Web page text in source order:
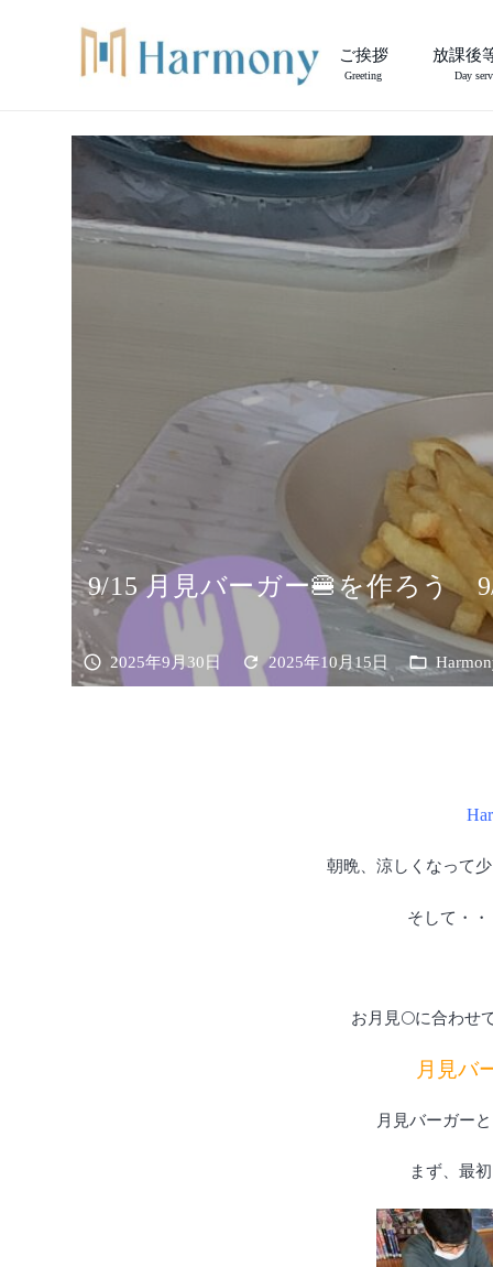
ご挨拶
Greeting
放課後
Day
9/15 月見バーガー🍔を作ろう
schedule 2025年9月30日 refresh 2025年10月15日 folder_open
朝晩、涼しくなって
そして・・
お月見🌕に合わせ
月見バ
月見バーガー
まず、最